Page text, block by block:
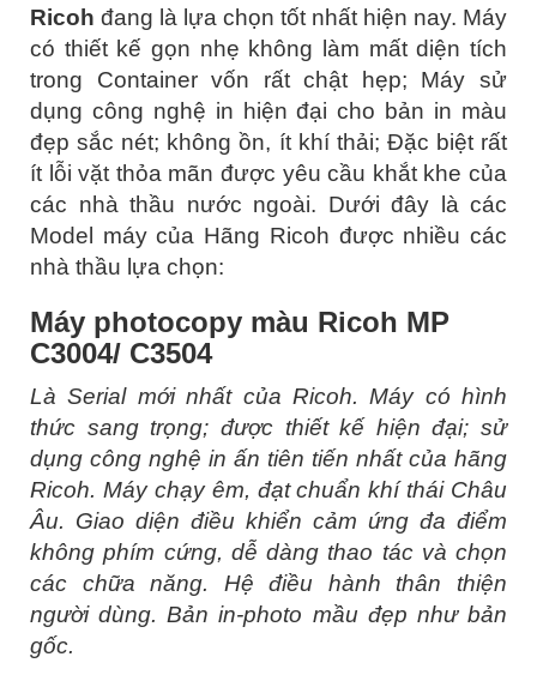
Ricoh đang là lựa chọn tốt nhất hiện nay. Máy
có thiết kế gọn nhẹ không làm mất diện tích
trong Container vốn rất chật hẹp; Máy sử
dụng công nghệ in hiện đại cho bản in màu
đẹp sắc nét; không ồn, ít khí thải; Đặc biệt rất
ít lỗi vặt thỏa mãn được yêu cầu khắt khe của
các nhà thầu nước ngoài. Dưới đây là các
Model máy của Hãng Ricoh được nhiều các
nhà thầu lựa chọn:
Máy photocopy màu Ricoh MP
C3004/ C3504
Là Serial mới nhất của Ricoh. Máy có hình
thức sang trọng; được thiết kế hiện đại; sử
dụng công nghệ in ấn tiên tiến nhất của hãng
Ricoh. Máy chạy êm, đạt chuẩn khí thái Châu
Âu. Giao diện điều khiển cảm ứng đa điểm
không phím cứng, dễ dàng thao tác và chọn
các chữa năng. Hệ điều hành thân thiện
người dùng. Bản in-photo mầu đẹp như bản
gốc.